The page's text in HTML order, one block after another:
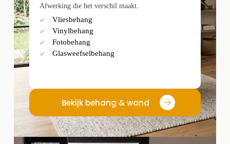
Afwerking die het verschil maakt.
Vliesbehang
Vinylbehang
Fotobehang
Glasweefselbehang
Bekijk behang & wand